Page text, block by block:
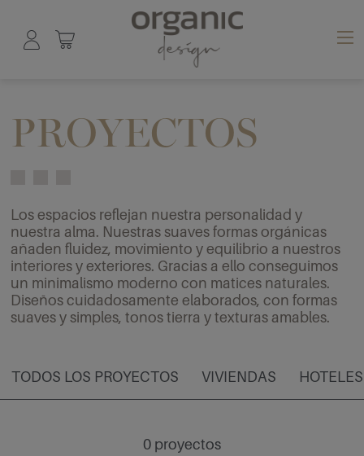
PROYECTOS
Los espacios reflejan nuestra personalidad y
nuestra alma. Nuestras suaves formas orgánicas
añaden fluidez, movimiento y equilibrio a nuestros
interiores y exteriores. Gracias a ello conseguimos
un minimalismo moderno con matices naturales.
Diseños cuidadosamente elaborados, con formas
suaves y simples, tonos tierra y texturas amables.
TODOS LOS PROYECTOS VIVIENDAS HOTELES
0 proyectos